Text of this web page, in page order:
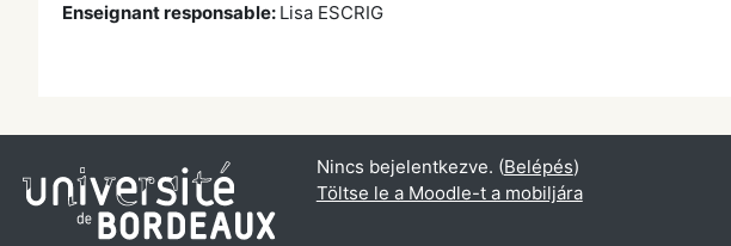
Enseignant responsable: Lisa ESCRIG
Nincs bejelentkezve. (Belépés)
Töltse le a Moodle-t a mobiljára